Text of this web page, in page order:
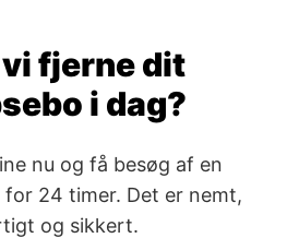
fjerne dit
i dag?
nu og få besøg af en
24 timer. Det er nemt,
og sikkert.